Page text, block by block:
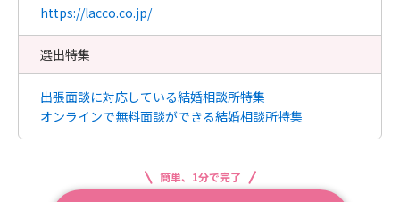
https://lacco.co.jp/
選出特集
出張面談に対応している結婚相談所特集
オンラインで無料面談ができる結婚相談所特集
簡単、1分で完了